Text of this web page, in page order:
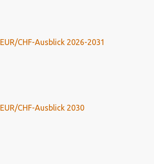
EUR/CHF-Ausblick 2026-2031
EUR/CHF-Ausblick 2030